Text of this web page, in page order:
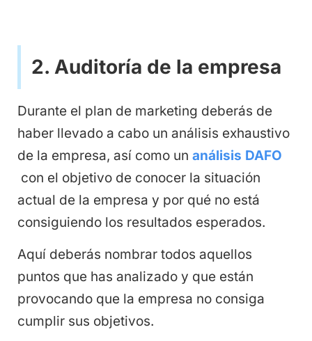
2. Auditoría de la empresa
Durante el plan de marketing deberás de
haber llevado a cabo un análisis exhaustivo
de la empresa, así como un análisis DAFO
con el objetivo de conocer la situación
actual de la empresa y por qué no está
consiguiendo los resultados esperados.
Aquí deberás nombrar todos aquellos
puntos que has analizado y que están
provocando que la empresa no consiga
cumplir sus objetivos.